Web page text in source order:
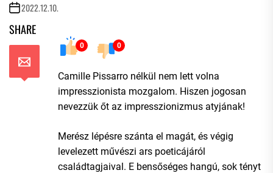
2022.12.10.
SHARE
0 0
Camille Pissarro nélkül nem lett volna
impresszionista mozgalom. Hiszen jogosan
nevezzük őt az impresszionizmus atyjának!
Merész lépésre szánta el magát, és végig
levelezett művészi ars poeticájáról
családtagjaival. E bensőséges hangú, sok tényt